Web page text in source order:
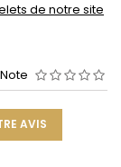
de notre site
Note
AVIS